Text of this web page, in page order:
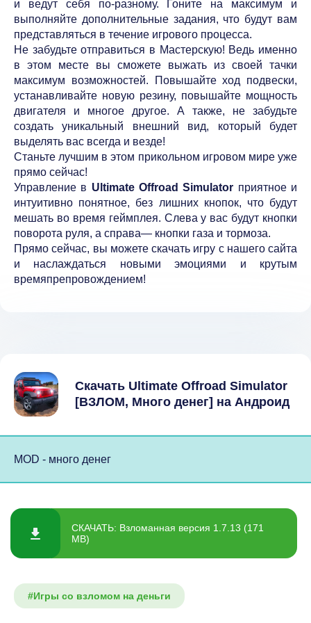
и ведут себя по-разному. Гоните на максимум и
выполняйте дополнительные задания, что будут вам
представляться в течение игрового процесса.
Не забудьте отправиться в Мастерскую! Ведь именно
в этом месте вы сможете выжать из своей тачки
максимум возможностей. Повышайте ход подвески,
устанавливайте новую резину, повышайте мощность
двигателя и многое другое. А также, не забудьте
создать уникальный внешний вид, который будет
выделять вас всегда и везде!
Станьте лучшим в этом прикольном игровом мире уже
прямо сейчас!
Управление в Ultimate Offroad Simulator приятное и
интуитивно понятное, без лишних кнопок, что будут
мешать во время геймплея. Слева у вас будут кнопки
поворота руля, а справа— кнопки газа и тормоза.
Прямо сейчас, вы можете скачать игру с нашего сайта
и наслаждаться новыми эмоциями и крутым
времяпрепровождением!
Скачать Ultimate Offroad Simulator
[ВЗЛОМ, Много денег] на Андроид
MOD - много денег
СКАЧАТЬ: Взломанная версия 1.7.13 (171
MB)
#Игры со взломом на деньги